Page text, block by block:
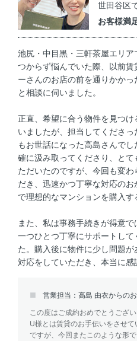
世田谷区
お客様満
池尻・中目黒・三軒茶屋エリ
つからず悩んでいた際、以前
ーさんのお店の前を通りかか
と相談に伺いました。
正直、希望に合う物件を見つ
いましたが、担当してくださ
もお世話になった高島さんで
確に汲み取ってくださり、と
ただいたのですが、今回も変
だき、迅速かつ丁寧な対応の
で理想的なマンションを購入す
また、私は事務手続きが得意
一つひとつ丁寧にサポートし
た。購入後に物件に少し問題
対応をしていただき、本当に感
営業担当：高島 由衣からの
この度はご成約おめでとうござい
U様とは賃貸のお手伝いをさせ
ですが、今回またこのような形